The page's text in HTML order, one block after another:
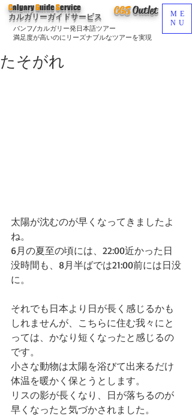
CGSOutlet
バンフ/カルガリー発日本語ツアー
満足度が高いのにリーズナブルなツアーを実現
CalgaryGuideService
カルガリーガイドサービス
ME
NU
たそがれ
太陽が沈むのが早くなってきましたよ
ね。
6月の夏至の頃には、22:00近かった日
没時間も、8月半ばでは21:00前には日没
に。
それでも日本より日が長く感じるかも
しれませんが、こちらに住む我々にと
っては、かなり短くなったと感じるの
です。
小さな動物は太陽を浴びて出来るだけ
体温を暖かく保とうとします。
リスの影が長くなり、日が落ちるのが
早くなったと気づかされました。